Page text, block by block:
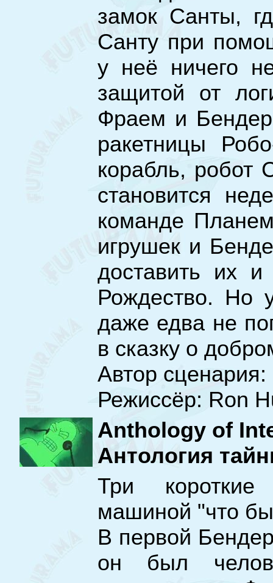
замок Санты,
Санту при
у неё ничего
защитой от
Фраем и
ракетницы
корабль, робот
становится
команде
игрушек и
доставить их
Рождество. Но
даже едва не
в сказку о
Автор
Режиссёр: Ron
Anthology of
Антология
Три короткие
машиной "что
В первой
он был